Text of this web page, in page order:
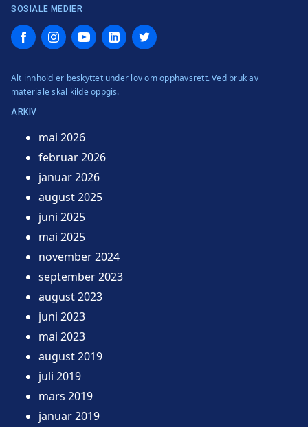
SOSIALE MEDIER
FacebookInstagramYouTubeLinkedInTwitter
Alt innhold er beskyttet under lov om opphavsrett. Ved bruk av
materiale skal kilde oppgis.
ARKIV
mai 2026
februar 2026
januar 2026
august 2025
juni 2025
mai 2025
november 2024
september 2023
august 2023
juni 2023
mai 2023
august 2019
juli 2019
mars 2019
januar 2019